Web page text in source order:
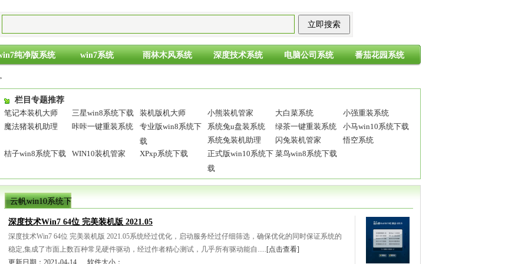
纯净版系统 win7系统 雨林木风系统 深度技术系统 电脑公司系统 番茄花园系统
栏目专题推荐
笔记本装机大师
三星win8系统下载 装机版机大师 小熊装机管家 大白菜系统
小强重装系统
魔法猪装机助理
咔咔一键重装系统 专业版win8系统下
载
系统兔u盘装系统 绿茶一键重装系统
小马win10系统下载
系统兔装机助理
闪兔装机管家
悟空系统
桔子win8系统下载
WIN10装机管家 XPxp系统下载 正式版win10系统下
载
菜鸟win8系统下载
云帆win10系统下
载列表
深度技术Win7 64位 完美装机版 2021.05
深度技术Win7 64位 完美装机版 2021.05系统经过优化，启动服务经过仔细筛选，确保优化的同时保证系统的
稳定,集成了市面上数百种常见硬件驱动，经过作者精心测试，几乎所有驱动能自.....[点击查看]
更新日期：2021-04-14 软件大小：